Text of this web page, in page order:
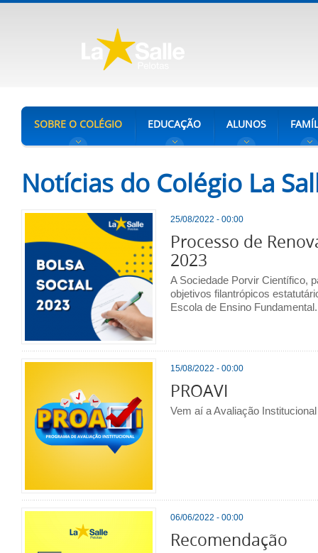
SOBRE O COLÉGIO EDUCAÇÃO ALUNOS
Notícias do Colégio La
25/08/2022 - 00:00
Processo de
2023
A Sociedade Porvir Científico,
objetivos filantrópicos
Escola de Ensino
15/08/2022 - 00:00
PROAVI
Vem aí a Avaliação
06/06/2022 - 00:00
Recomendação